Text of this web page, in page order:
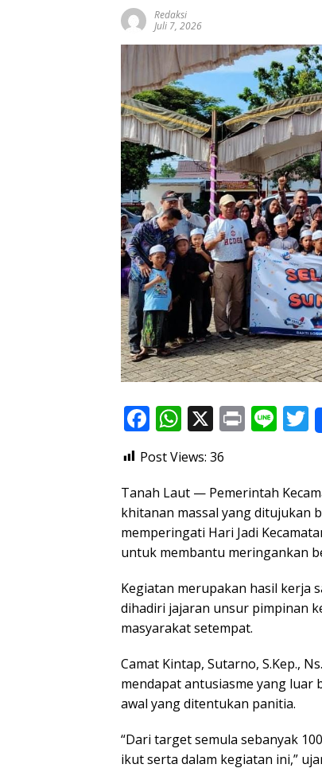
Redaksi
Juli 7, 2026
F
ac
e
b
o
o
W
at
s
A
p
X Pr Li
Post Views: 36
Tanah Laut — Pemerintah
khitanan massal yang ditujukan
memperingati Hari Jadi
untuk membantu meringankan
Kegiatan merupakan hasil kerja
dihadiri jajaran unsur pimpinan
masyarakat setempat.
Camat Kintap, Sutarno, S.Kep.,
mendapat antusiasme yang luar
awal yang ditentukan panitia.
“Dari target semula sebanyak
ikut serta dalam kegiatan ini,”